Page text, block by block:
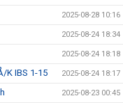
2025-08-28 10:16
2025-08-24 18:34
2025-08-24 18:18
K IBS 1-15 2025-08-24 18:17
2025-08-23 00:45